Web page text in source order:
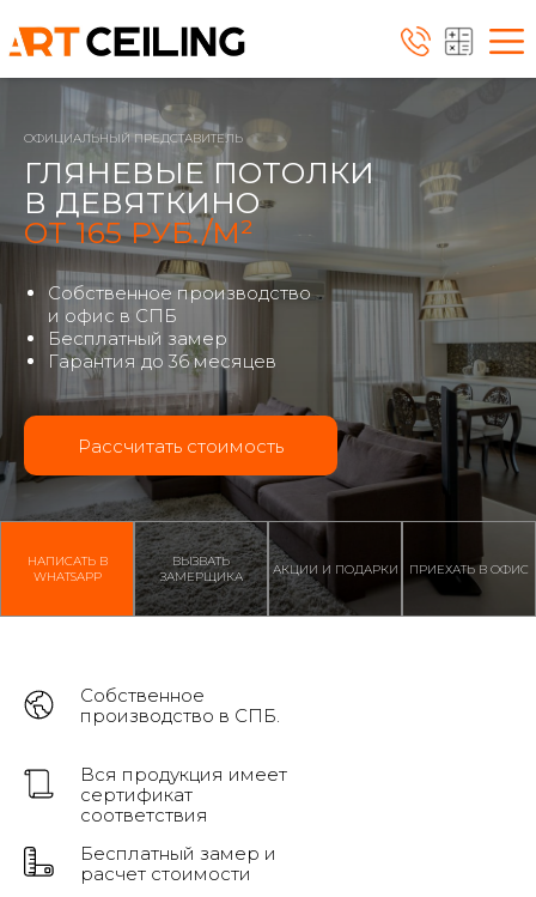
ГЛЯНЕВЫЕ ПОТОЛКИ
В ДЕВЯТКИНО
ОТ 165 РУБ./М²
Собственное производство
и офис в СПБ
Бесплатный замер
Гарантия до 36 месяцев
Рассчитать стоимость
ОФИЦИАЛЬНЫЙ ПРЕДСТАВИТЕЛЬ
НАПИСАТЬ В
WHATSAPP
ВЫЗВАТЬ
ЗАМЕРЩИКА
АКЦИИ И ПОДАРКИ ПРИЕХАТЬ В ОФИС
Собственное
производство в СПБ.
Бесплатный замер и
расчет стоимости
Вся продукция имеет
сертификат
соответствия